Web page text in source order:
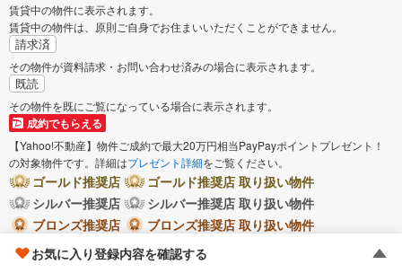
賃貸中の物件に表示されます。
賃貸中の物件は、原則ご自身でお住まいいただくことができません。
請求済
その物件が資料請求・お問い合わせ済みの場合に表示されます。
既読
その物件を既にご覧になっている場合に表示されます。
成約でもらえる
【Yahoo!不動産】物件ご成約で最大20万円相当PayPayポイントプレゼント！
の対象物件です。詳細はプレゼント詳細をご覧ください。
ゴールド推奨店
ゴールド推奨店 取り扱い物件
シルバー推奨店
シルバー推奨店 取り扱い物件
ブロンズ推奨店
ブロンズ推奨店 取り扱い物件
広告商品を購入している不動産会社のうち、物件情報の正確性、法令遵守、ヤ
フー不動産における成約実績等、当社所定の基準を満たした優良な店舗運営を
お気に入り登録内容を確認する